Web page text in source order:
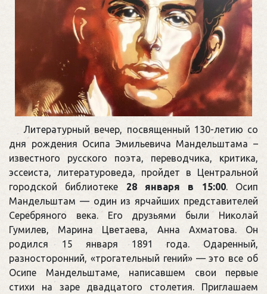
Литературный вечер, посвященный 130-летию со
дня рождения Осипа Эмильевича Мандельштама –
известного русского поэта, переводчика, критика,
эссеиста, литературоведа, пройдет в Центральной
городской библиотеке 28 января в 15:00. Осип
Мандельштам — один из ярчайших представителей
Серебряного века. Его друзьями были Николай
Гумилев, Марина Цветаева, Анна Ахматова. Он
родился 15 января 1891 года. Одаренный,
разносторонний, «трогательный гений» — это все об
Осипе Мандельштаме, написавшем свои первые
стихи на заре двадцатого столетия. Приглашаем